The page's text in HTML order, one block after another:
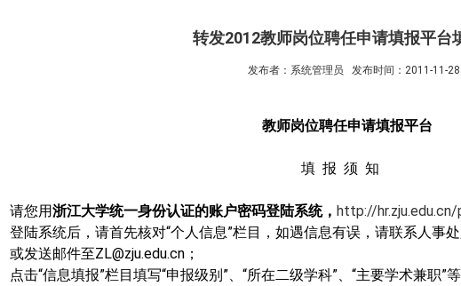
转发2012教师岗位聘任申请填报平台
发布者：系统管理员 发布时间：2011-11-28
教师岗位聘任申请填报平台
填 报 须 知
请您用浙江大学统一身份认证的账户密码登陆系统， http://hr.zju.edu.cn/
登陆系统后，请首先核对“个人信息”栏目，如遇信息有误，请联系人事
或发送邮件至ZL@zju.edu.cn ；
点击“信息填报”栏目填写“申报级别”、“所在二级学科”、“主要学术兼职